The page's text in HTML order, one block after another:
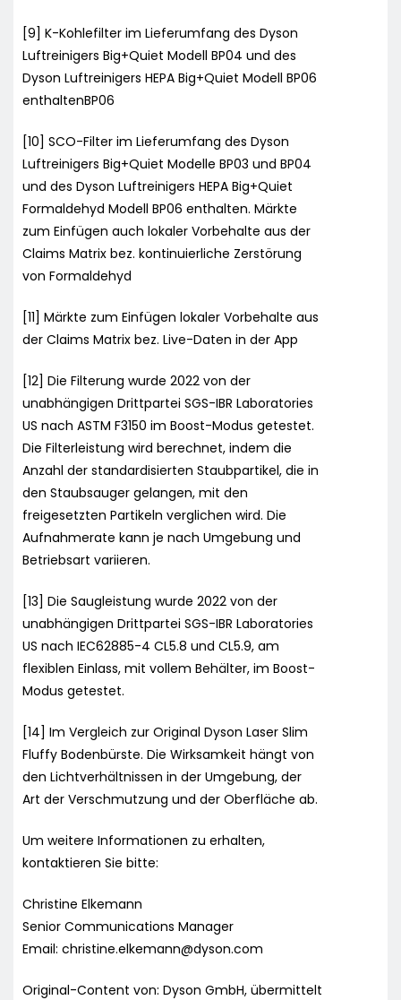
[9] K-Kohlefilter im Lieferumfang des Dyson
Luftreinigers Big+Quiet Modell BP04 und des
Dyson Luftreinigers HEPA Big+Quiet Modell BP06
enthaltenBP06
[10] SCO-Filter im Lieferumfang des Dyson
Luftreinigers Big+Quiet Modelle BP03 und BP04
und des Dyson Luftreinigers HEPA Big+Quiet
Formaldehyd Modell BP06 enthalten. Märkte
zum Einfügen auch lokaler Vorbehalte aus der
Claims Matrix bez. kontinuierliche Zerstörung
von Formaldehyd
[11] Märkte zum Einfügen lokaler Vorbehalte aus
der Claims Matrix bez. Live-Daten in der App
[12] Die Filterung wurde 2022 von der
unabhängigen Drittpartei SGS-IBR Laboratories
US nach ASTM F3150 im Boost-Modus getestet.
Die Filterleistung wird berechnet, indem die
Anzahl der standardisierten Staubpartikel, die in
den Staubsauger gelangen, mit den
freigesetzten Partikeln verglichen wird. Die
Aufnahmerate kann je nach Umgebung und
Betriebsart variieren.
[13] Die Saugleistung wurde 2022 von der
unabhängigen Drittpartei SGS-IBR Laboratories
US nach IEC62885-4 CL5.8 und CL5.9, am
flexiblen Einlass, mit vollem Behälter, im Boost-
Modus getestet.
[14] Im Vergleich zur Original Dyson Laser Slim
Fluffy Bodenbürste. Die Wirksamkeit hängt von
den Lichtverhältnissen in der Umgebung, der
Art der Verschmutzung und der Oberfläche ab.
Um weitere Informationen zu erhalten,
kontaktieren Sie bitte:
Christine Elkemann
Senior Communications Manager
Email: christine.elkemann@dyson.com
Original-Content von: Dyson GmbH, übermittelt